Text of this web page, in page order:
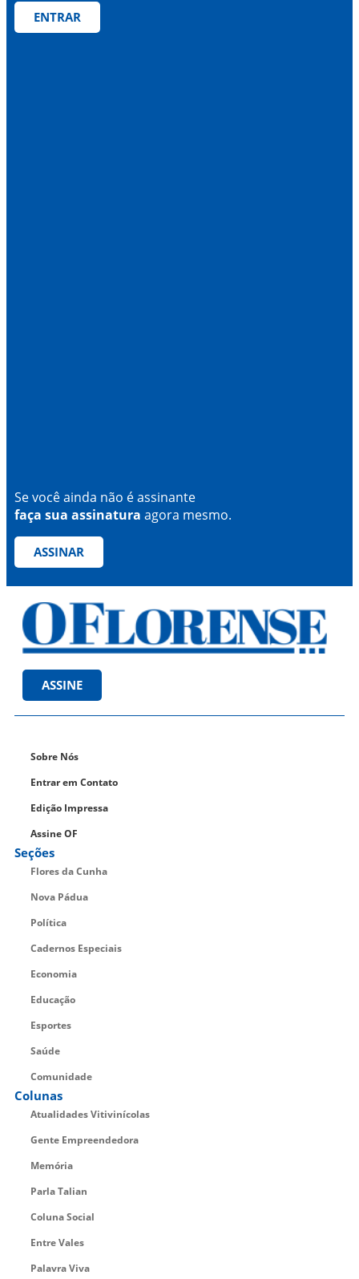
ENTRAR
Se você ainda não é assinante
faça sua assinatura agora mesmo.
ASSINAR
ASSINE
Sobre Nós
Entrar em Contato
Edição Impressa
Assine OF
Seções
Flores da Cunha
Nova Pádua
Política
Cadernos Especiais
Economia
Educação
Esportes
Saúde
Comunidade
Colunas
Atualidades Vitivinícolas
Gente Empreendedora
Memória
Parla Talian
Coluna Social
Entre Vales
Palavra Viva